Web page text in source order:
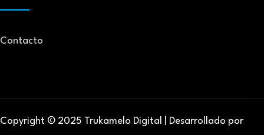
Contacto
Copyright © 2025 Trukamelo Digital | Desarrollado por